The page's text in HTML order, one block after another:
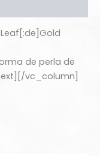
de perla de
vc_column]